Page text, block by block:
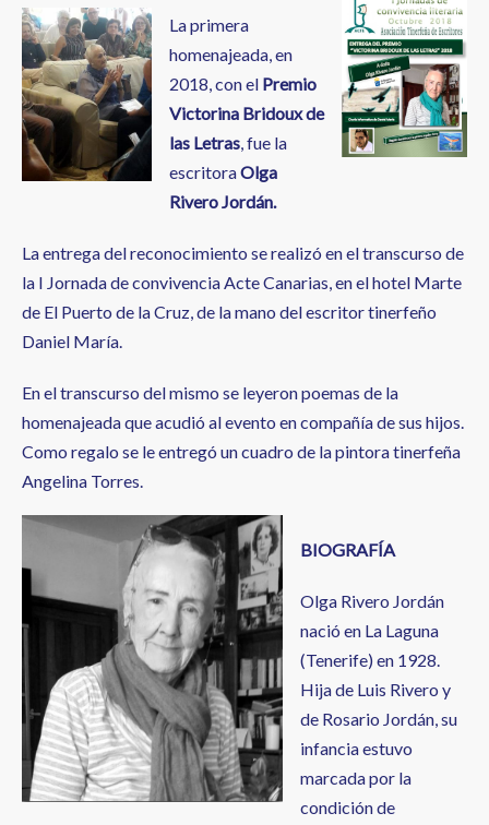
La primera
homenajeada, en
2018, con el Premio
Victorina Bridoux de
las Letras, fue la
escritoraOlga
Rivero Jordán.
La entrega del reconocimiento se realizó en el transcurso de
la I Jornada de convivencia Acte Canarias, en el hotel Marte
de El Puerto de la Cruz, de la mano del escritor tinerfeño
Daniel María.
En el transcurso del mismo se leyeron poemas de la
homenajeada que acudió al evento en compañía de sus hijos.
Como regalo se le entregó un cuadro de la pintora tinerfeña
Angelina Torres.
BIOGRAFÍA
Olga Rivero Jordán
nació en La Laguna
(Tenerife) en 1928.
Hija de Luis Rivero y
de Rosario Jordán, su
infancia estuvo
marcada por la
condición de